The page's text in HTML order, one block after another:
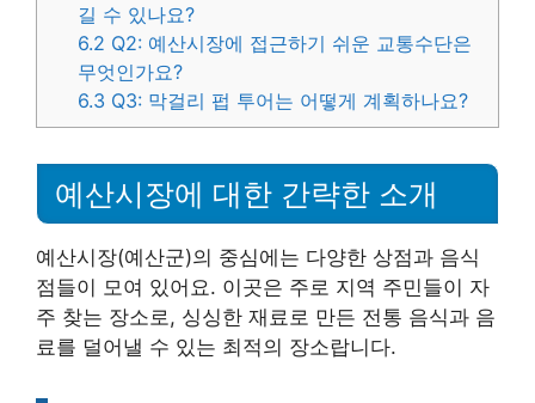
길 수 있나요?
6.2 Q2: 예산시장에 접근하기 쉬운 교통수단은
무엇인가요?
6.3 Q3: 막걸리 펍 투어는 어떻게 계획하나요?
예산시장에 대한 간략한 소개
예산시장(예산군)의 중심에는 다양한 상점과 음식
점들이 모여 있어요. 이곳은 주로 지역 주민들이 자
주 찾는 장소로, 싱싱한 재료로 만든 전통 음식과 음
료를 덜어낼 수 있는 최적의 장소랍니다.